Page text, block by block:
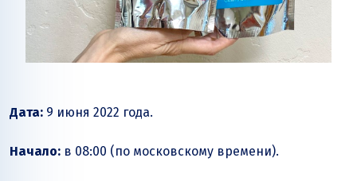
Дата: 9 июня 2022 года.
Начало: в 08:00 (по московскому времени).